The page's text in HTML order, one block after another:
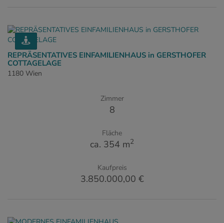
REPRÄSENTATIVES EINFAMILIENHAUS in GERSTHOFER
COTTAGELAGE
1180 Wien
Zimmer
8
Fläche
ca. 354 m2
Kaufpreis
3.850.000,00 €